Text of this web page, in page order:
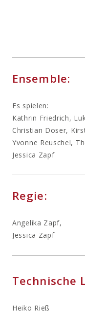
Ensemble:
Es spielen:
Kathrin Friedrich,
Christian Doser,
Yvonne Reuschel,
Jessica Zapf
Regie:
Angelika Zapf,
Jessica Zapf
Technische
Heiko Rieß